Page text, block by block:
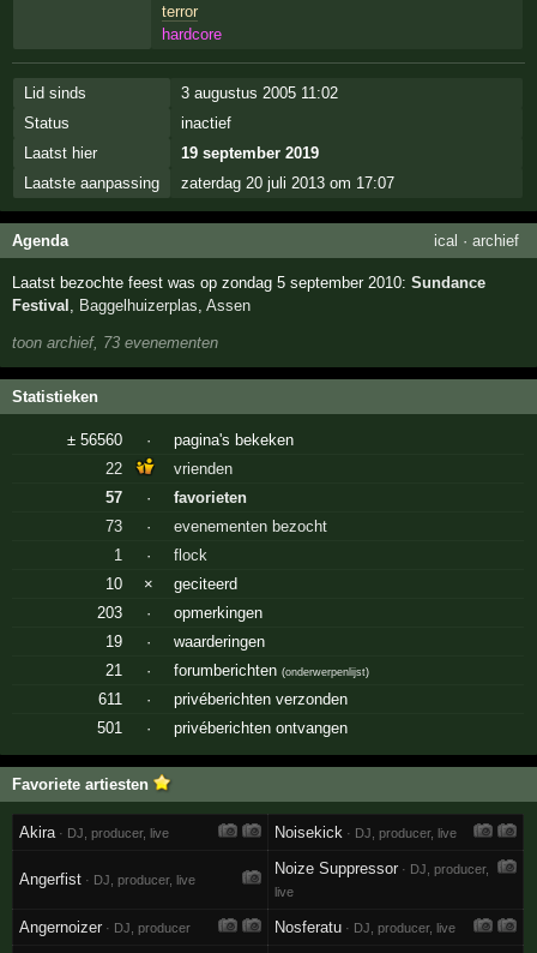
terror
hardcore
Lid sinds
3 augustus 2005 11:02
Status
inactief
Laatst hier
19 september 2019
Laatste aanpassing
zaterdag 20 juli 2013 om 17:07
Agenda ical · archief
Laatst bezochte feest was op zondag 5 september 2010:Sundance
Festival
Baggelhuizerplas ,Assen
toon archief, 73 evenementen
Statistieken
± 56560 ·
pagina's bekeken
22
vrienden
57
·
favorieten
73
·
evenementen bezocht
1
·
flock
10
×
geciteerd
203
·
opmerkingen
19
·
waarderingen
21
· forumberichten(onderwerpenlijst)
611 ·
privéberichten verzonden
501
· privéberichten ontvangen
Favoriete artiesten
Akira · DJ, producer, live Noisekick · DJ, producer, live
Angerfist · DJ, producer, live
Noize Suppressor · DJ, producer,
live
Angernoizer · DJ, producer Nosferatu · DJ, producer, live